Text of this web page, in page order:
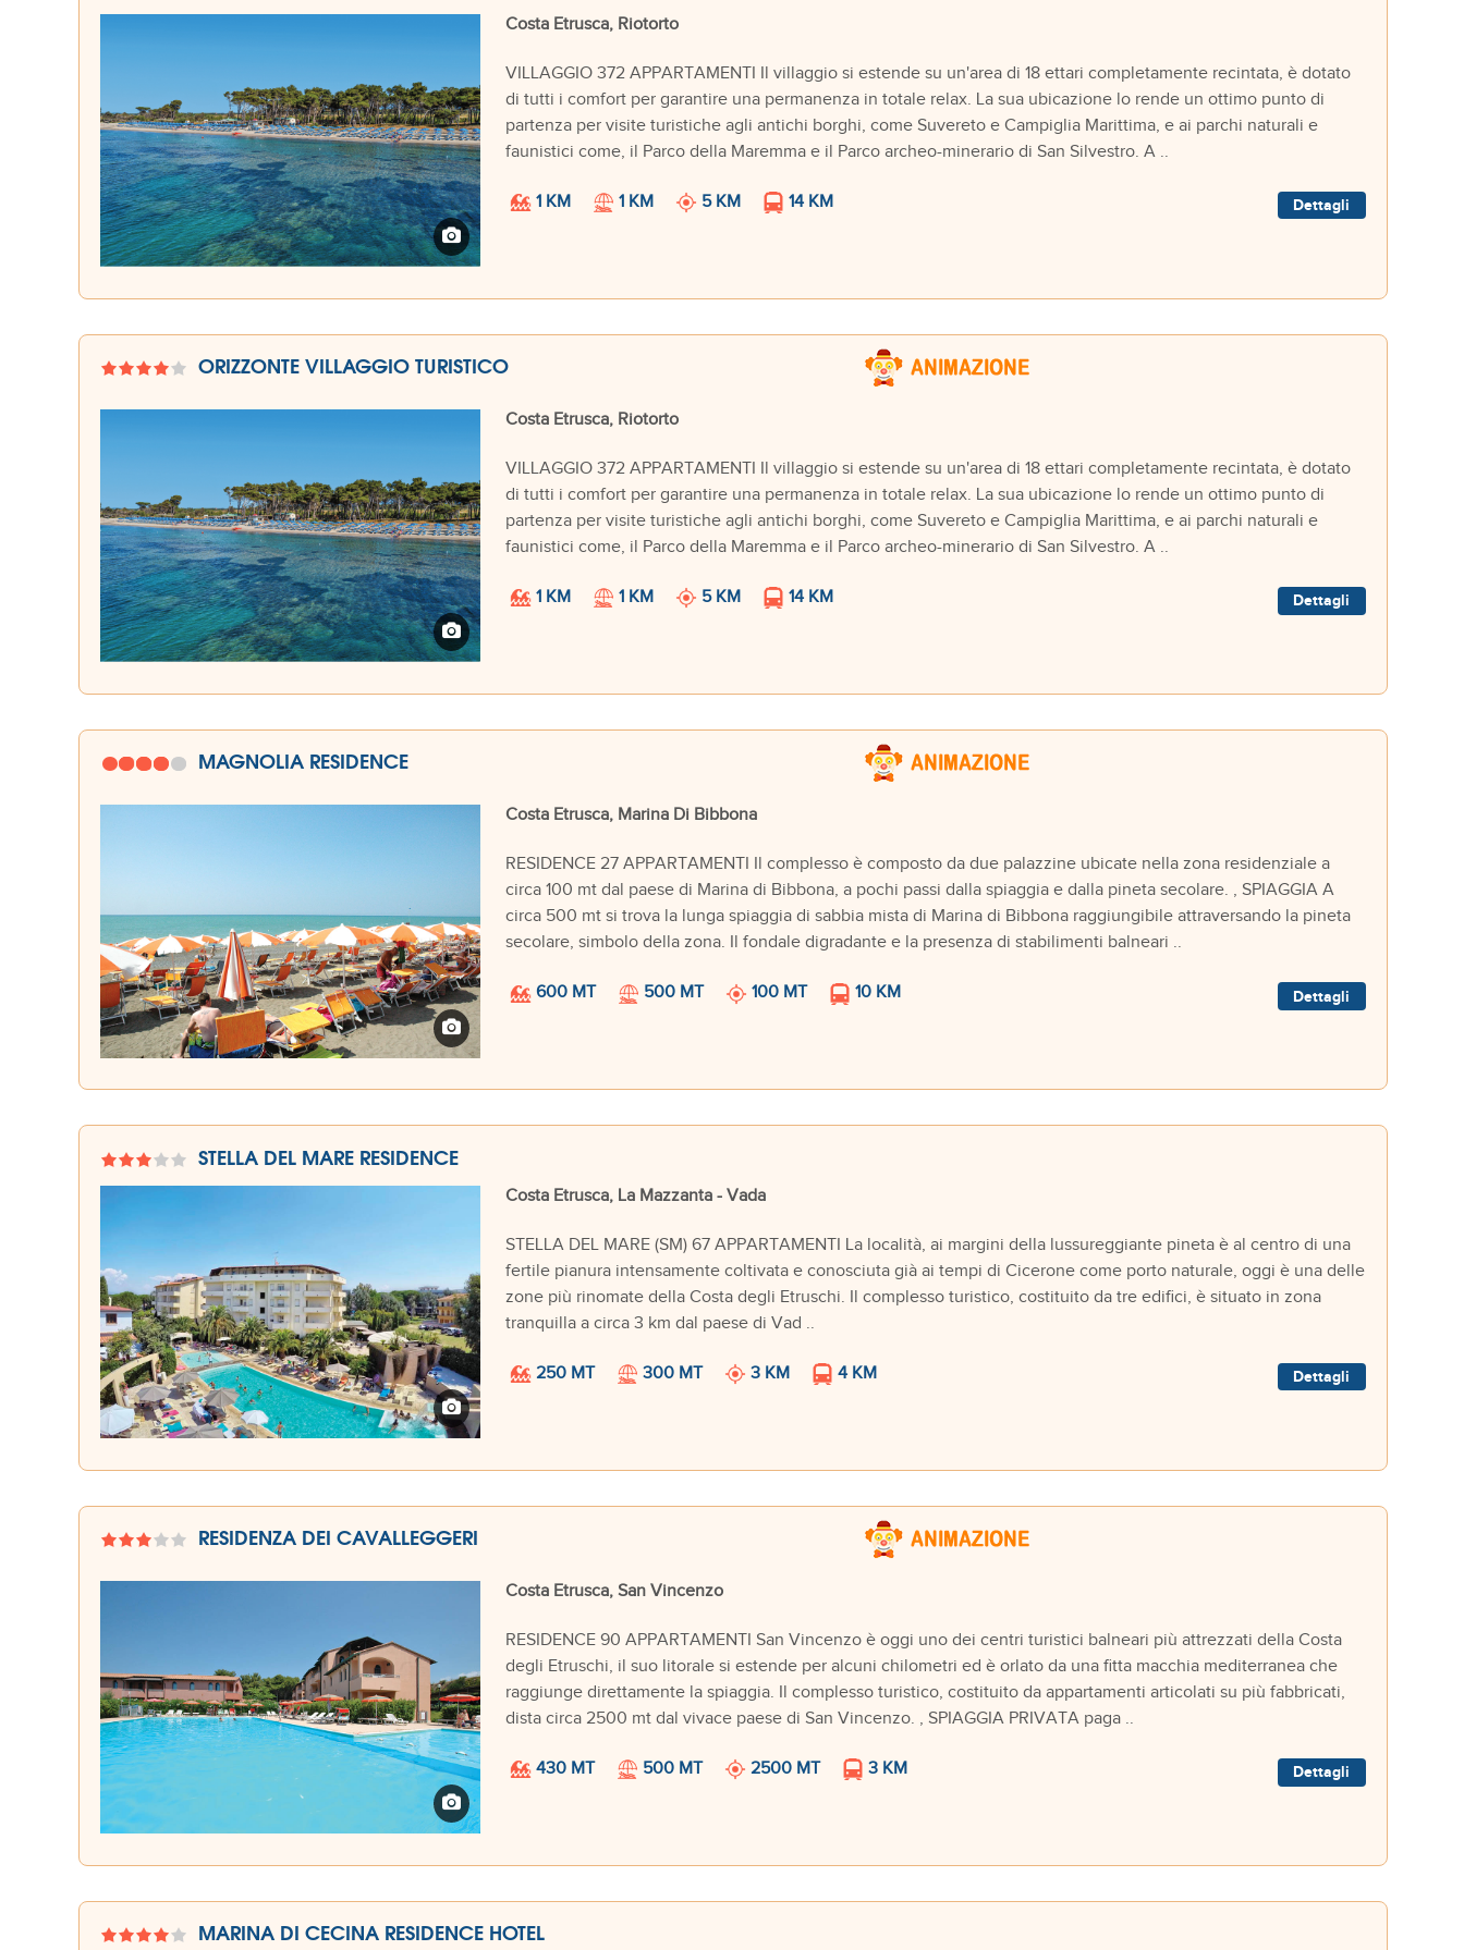
Costa Etrusca, Riotorto
VILLAGGIO 372 APPARTAMENTI Il villaggio si estende su un'area di 18 ettari completamente recintata, è dotato
di tutti i comfort per garantire una permanenza in totale relax. La sua ubicazione lo rende un ottimo punto di
partenza per visite turistiche agli antichi borghi, come Suvereto e Campiglia Marittima, e ai parchi naturali e
faunistici come, il Parco della Maremma e il Parco archeo-minerario di San Silvestro. A ..
1 KM 1 KM 5 KM 14 KM Dettagli
ORIZZONTE VILLAGGIO TURISTICO
Costa Etrusca, Riotorto
VILLAGGIO 372 APPARTAMENTI Il villaggio si estende su un'area di 18 ettari completamente recintata, è dotato
di tutti i comfort per garantire una permanenza in totale relax. La sua ubicazione lo rende un ottimo punto di
partenza per visite turistiche agli antichi borghi, come Suvereto e Campiglia Marittima, e ai parchi naturali e
faunistici come, il Parco della Maremma e il Parco archeo-minerario di San Silvestro. A ..
1 KM 1 KM 5 KM 14 KM Dettagli
MAGNOLIA RESIDENCE
Costa Etrusca, Marina Di Bibbona
RESIDENCE 27 APPARTAMENTI Il complesso è composto da due palazzine ubicate nella zona residenziale a
circa 100 mt dal paese di Marina di Bibbona, a pochi passi dalla spiaggia e dalla pineta secolare. , SPIAGGIA A
circa 500 mt si trova la lunga spiaggia di sabbia mista di Marina di Bibbona raggiungibile attraversando la pineta
secolare, simbolo della zona. Il fondale digradante e la presenza di stabilimenti balneari ..
600 MT 500 MT 100 MT 10 KM Dettagli
STELLA DEL MARE RESIDENCE
Costa Etrusca, La Mazzanta - Vada
STELLA DEL MARE (SM) 67 APPARTAMENTI La località, ai margini della lussureggiante pineta è al centro di una
fertile pianura intensamente coltivata e conosciuta già ai tempi di Cicerone come porto naturale, oggi è una delle
zone più rinomate della Costa degli Etruschi. Il complesso turistico, costituito da tre edifici, è situato in zona
tranquilla a circa 3 km dal paese di Vad ..
250 MT 300 MT 3 KM 4 KM Dettagli
RESIDENZA DEI CAVALLEGGERI
Costa Etrusca, San Vincenzo
RESIDENCE 90 APPARTAMENTI San Vincenzo è oggi uno dei centri turistici balneari più attrezzati della Costa
degli Etruschi, il suo litorale si estende per alcuni chilometri ed è orlato da una fitta macchia mediterranea che
raggiunge direttamente la spiaggia. Il complesso turistico, costituito da appartamenti articolati su più fabbricati,
dista circa 2500 mt dal vivace paese di San Vincenzo. , SPIAGGIA PRIVATA paga ..
430 MT 500 MT 2500 MT 3 KM Dettagli
MARINA DI CECINA RESIDENCE HOTEL